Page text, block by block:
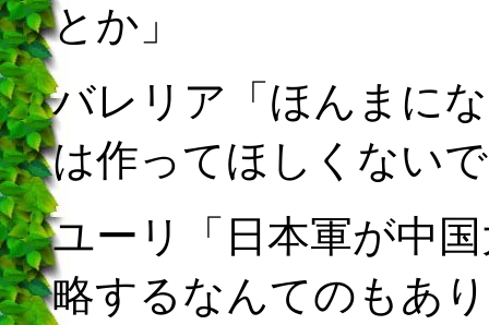
とか」
バレリア「ほんまに
は作ってほしくない
ユーリ「日本軍が中
略するなんてのもあ